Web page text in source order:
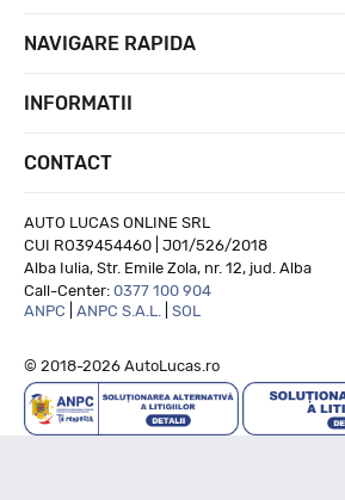
NAVIGARE RAPIDA
INFORMATII
CONTACT
AUTO LUCAS ONLINE SRL
CUI RO39454460 | J01/526/2018
Alba Iulia, Str. Emile Zola, nr. 12, jud. Alba
Call-Center: 0377 100 904
ANPC
ANPC S.A.L. SOL
© 2018-2026 AutoLucas.ro